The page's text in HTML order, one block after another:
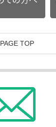
PAGE TOP